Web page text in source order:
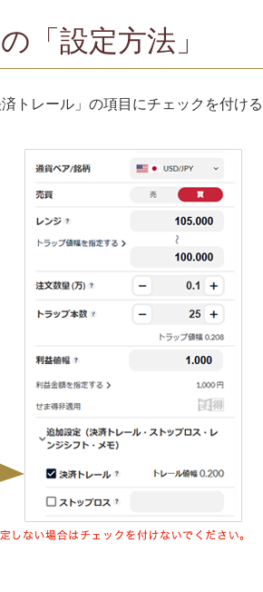
「設定方法」
トレール」の項目にチェックを付け